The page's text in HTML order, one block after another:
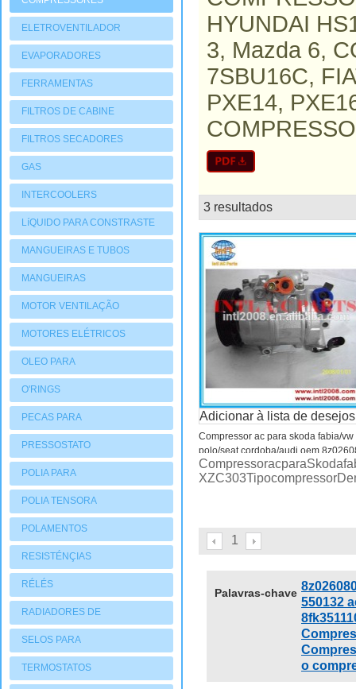
ELETROVENTILADOR
EVAPORADORES
FERRAMENTAS
FILTROS DE CABINE
FILTROS SECADORES
GAS
INTERCOOLERS
LíQUIDO PARA CONSTRASTE
MANGUEIRAS E TUBOS
MANGUEIRAS
MOTOR VENTILAÇÃO
MOTORES ELÉTRICOS
OLEO PARA
COMPRESSORES
O'RINGS
PECAS PARA
COMPRESSORES
PRESSOSTATO
POLIA PARA
COMPRESSORES
POLIA TENSORA
POLAMENTOS
RESISTÉNÇIAS
RÉLÉS
RADIADORES DE
AQUECIMENTO
SELOS PARA
COMPRESSORES
TERMOSTATOS
HYUNDAI
3, Mazda 6,
7SBU16C,
PXE14,
3 resultados
Adicionar à lista de desejos
Compressor ac para skoda fabia/vw
polo/seat cordoba/audi oem
1
Palavras-chave
550132
o